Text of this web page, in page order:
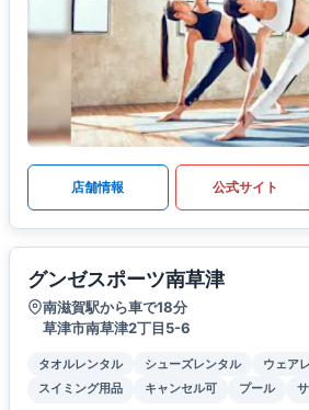
店舗情報 公式サイト
グンゼスポーツ南草津
南滋賀駅から車で18分
草津市南草津2丁目5-6
タオルレンタル シューズレンタル
ウェア
スイミング用品
キャンセル可 プール